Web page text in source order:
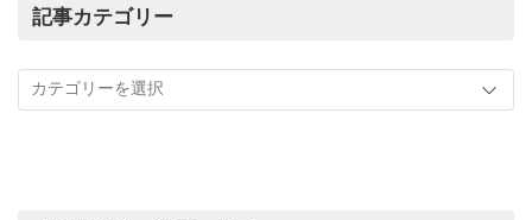
の
績
記事カテゴリー
カ